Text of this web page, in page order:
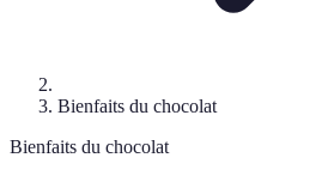
Bienfaits du chocolat
Bienfaits du chocolat